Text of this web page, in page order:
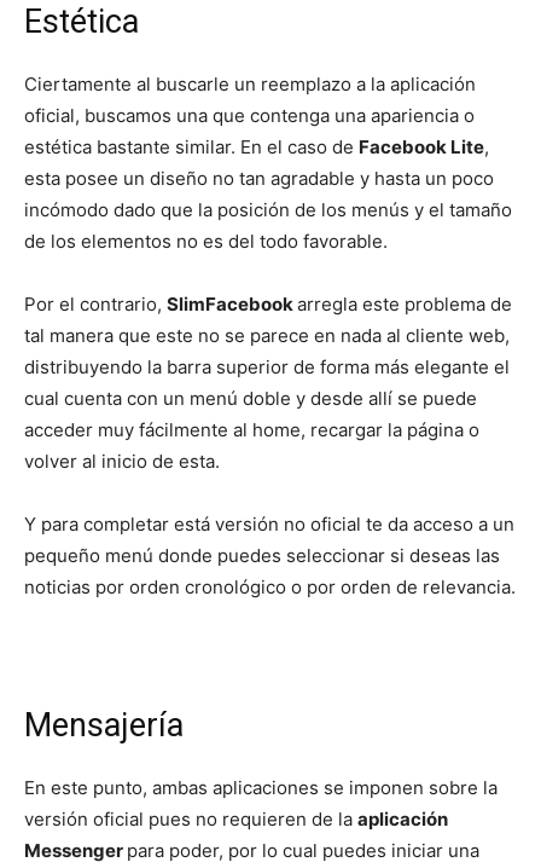
Estética
Ciertamente al buscarle un reemplazo a la aplicación
oficial, buscamos una que contenga una apariencia o
estética bastante similar. En el caso de Facebook Lite,
esta posee un diseño no tan agradable y hasta un poco
incómodo dado que la posición de los menús y el tamaño
de los elementos no es del todo favorable.
Por el contrario, SlimFacebookarregla este problema de
tal manera que este no se parece en nada al cliente web,
distribuyendo la barra superior de forma más elegante el
cual cuenta con un menú doble y desde allí se puede
acceder muy fácilmente al home, recargar la página o
volver al inicio de esta.
Y para completar está versión no oficial te da acceso a un
pequeño menú donde puedes seleccionar si deseas las
noticias por orden cronológico o por orden de relevancia.
Mensajería
En este punto, ambas aplicaciones se imponen sobre la
versión oficial pues no requieren de la aplicación
Messenger para poder, por lo cual puedes iniciar una